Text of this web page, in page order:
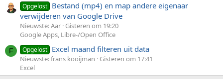
Opgelost Bestand (mp4) en map andere eigenaar
verwijderen van Google Drive
Nieuwste: Aar Gisteren om 19:20
Google Apps, Libre-/Open Office
F Opgelost Excel maand filteren uit data
Nieuwste: frans kooijman
Gisteren om 17:41
Excel